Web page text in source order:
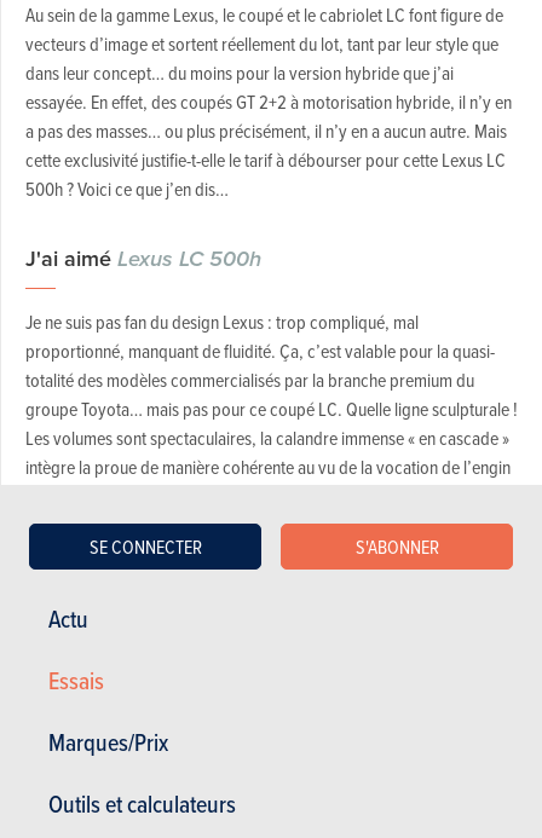
Actu
Essais
Marques/Prix
Outils et calculateurs
SE CONNECTER S'ABONNER
Au sein de la gamme Lexus, le coupé et le cabriolet LC font figure de
vecteurs d’image et sortent réellement du lot, tant par leur style que
dans leur concept… du moins pour la version hybride que j’ai
essayée. En effet, des coupés GT 2+2 à motorisation hybride, il n’y en
a pas des masses… ou plus précisément, il n’y en a aucun autre. Mais
cette exclusivité justifie-t-elle le tarif à débourser pour cette Lexus LC
500h ? Voici ce que j’en dis…
J'ai aiméLexus LC 500h
Je ne suis pas fan du design Lexus : trop compliqué, mal
proportionné, manquant de fluidité. Ça, c’est valable pour la quasi-
totalité des modèles commercialisés par la branche premium du
groupe Toyota… mais pas pour ce coupé LC. Quelle ligne sculpturale !
Les volumes sont spectaculaires, la calandre immense « en cascade »
intègre la proue de manière cohérente au vu de la vocation de l’engin
apportent une certaine « préciosité » qui sied au positionnement haut
de gamme de la LC 500h. En outre, ce coloris rouge vif et profond
bondir. Un vrai concept-car sur route ouverte.
pour ce qui est de la finition. Si le style reste un peu daté, il est bien
visibilité est plutôt bonne pour une voiture de ce type. Mais c’est avant
les sensations tactiles au contact des surfaces et des commandes qui